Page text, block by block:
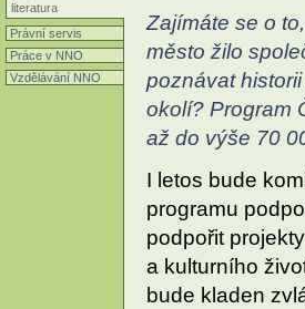
literatura
Právní servis
Práce v NNO
Vzdělávání NNO
Zajímáte se o
město žilo
poznávat
okolí? Program
až do výše 70
I letos bude
programu
podpořit
a kulturního
bude kladen